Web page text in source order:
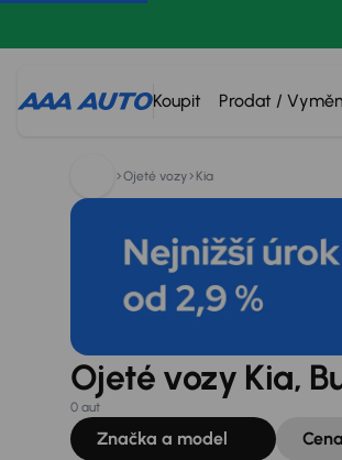
Koupit Prodat /
Hledáte:
Ojeté vozy Kia
Ojeté vozy Kia,
0 aut
Značka a model Cena